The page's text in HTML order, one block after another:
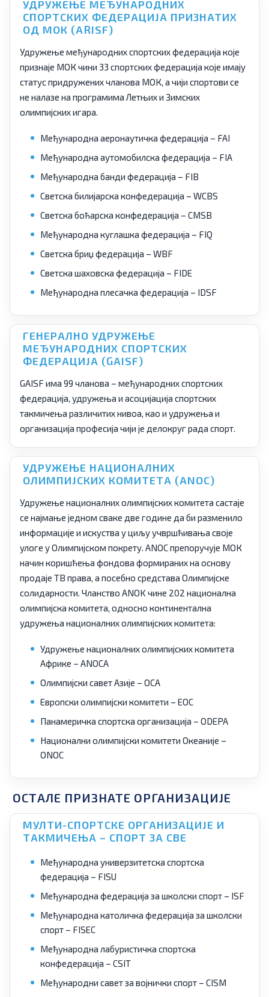
УДРУЖЕЊЕ МЕЂУНАРОДНИХ
СПОРТСКИХ ФЕДЕРАЦИЈА ПРИЗНАТИХ
ОД МОК (ARISF)
Удружење међународних спортских федерација које
признаје МОК чини 33 спортских федерација које имају
статус придружених чланова МОК, а чији спортови се
не налазе на програмима Летњих и Зимских
олимпијских игара.
Међународна аеронаутичка федерација – FAI
Међународна аутомобилска федерација – FIA
Међународна банди федерација – FIB
Светска билијарска конфедерација – WCBS
Светска боћарска конфедерација – CMSB
Међународна куглашка федерација – FIQ
Светска бриџ федерација – WBF
Светска шаховска федерација – FIDE
Међународна плесачка федерација – IDSF
ГЕНЕРАЛНО УДРУЖЕЊЕ
МЕЂУНАРОДНИХ СПОРТСКИХ
ФЕДЕРАЦИЈА (GAISF)
GAISF има 99 чланова – међународних спортских
федерација, удружења и асоцијација спортских
такмичења различитих нивоа, као и удружења и
организација професија чији је делокруг рада спорт.
УДРУЖЕЊЕ НАЦИОНАЛНИХ
ОЛИМПИЈСКИХ КОМИТЕТА (ANOC)
Удружење националних олимпијских комитета састаје
се најмање једном сваке две године да би разменило
информације и искуства у циљу учвршћивања своје
улоге у Олимпијском покрету. ANOC препоручује МОК
начин коришћења фондова формираних на основу
продаје ТВ права, а посебно средстава Олимпијске
солидарности. Чланство ANOK чине 202 национална
олимпијска комитета, односно континентална
удружења националних олимпијских комитета:
Удружење националних олимпијских комитета
Африке – ANOCA
Олимпијски савет Азије – OCA
Европски олимпијски комитети – EOC
Панамеричка спортска организација – ODEPA
Национални олимпијски комитети Океаније –
ONOC
ОСТАЛЕ ПРИЗНАТЕ ОРГАНИЗАЦИЈЕ
МУЛТИ-СПОРТСКЕ ОРГАНИЗАЦИЈЕ И
ТАКМИЧЕЊА – СПОРТ ЗА СВЕ
Међународна универзитетска спортска
федерација – FISU
Међународна федерација за школски спорт – ISF
Међународна католичка федерација за школски
спорт – FISEC
Међународна лабуристичка спортска
конфедерација – CSIT
Међународни савет за војнички спорт – CISM